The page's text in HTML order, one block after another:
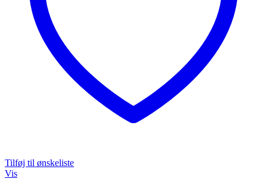
Tilføj til ønskeliste
Vis